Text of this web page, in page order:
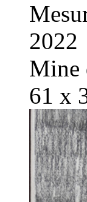
2022
Mine
61 x